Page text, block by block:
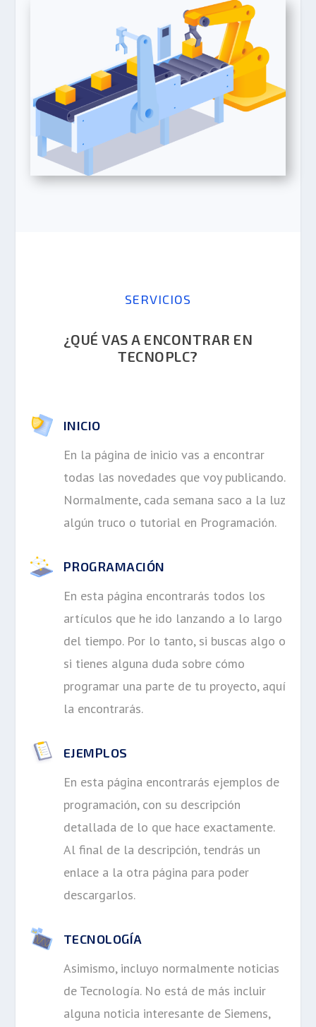
SERVICIOS
¿QUÉ VAS A ENCONTRAR EN
TECNOPLC?
INICIO
En la página de inicio vas a encontrar
todas las novedades que voy publicando.
Normalmente, cada semana saco a la luz
algún truco o tutorial en Programación.
PROGRAMACIÓN
En esta página encontrarás todos los
artículos que he ido lanzando a lo largo
del tiempo. Por lo tanto, si buscas algo o
si tienes alguna duda sobre cómo
programar una parte de tu proyecto, aquí
la encontrarás.
EJEMPLOS
En esta página encontrarás ejemplos de
programación, con su descripción
detallada de lo que hace exactamente.
Al final de la descripción, tendrás un
enlace a la otra página para poder
descargarlos.
TECNOLOGÍA
Asimismo, incluyo normalmente noticias
de Tecnología. No está de más incluir
alguna noticia interesante de Siemens,